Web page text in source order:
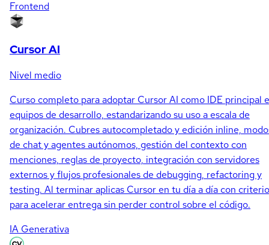
Frontend
Cursor AI
Nivel medio
Curso completo para adoptar Cursor AI como IDE principal
equipos de desarrollo, estandarizando su uso a escala de
organización. Cubres autocompletado y edición inline,
de chat y agentes autónomos, gestión del contexto con
menciones, reglas de proyecto, integración con servidores
externos y flujos profesionales de debugging, refactoring y
testing. Al terminar aplicas Cursor en tu día a día con criterio
para acelerar entrega sin perder control sobre el código.
IA Generativa